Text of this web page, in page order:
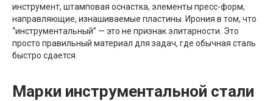
инструмент, штамповая оснастка, элементы пресс-форм,
направляющие, изнашиваемые пластины. Ирония в том, что
“инструментальный” — это не признак элитарности. Это
просто правильный материал для задач, где обычная сталь
быстро сдается.
Марки инструментальной стали